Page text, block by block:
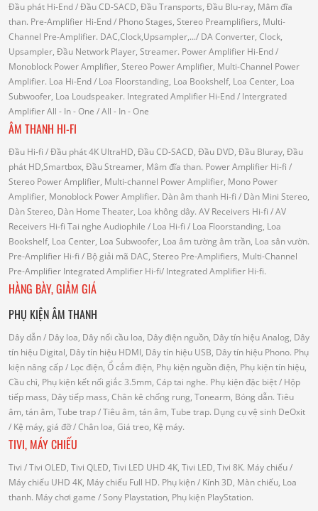
Đầu phát Hi-End/ Đầu CD-SACD, Đầu Transports, Đầu Blu-ray, Mâm đĩa
than. Pre-Amplifier Hi-End/ Phono Stages, Stereo Preamplifiers, Multi-
Channel Pre-Amplifier. DAC,Clock,Upsampler,.../ DA Converter, Clock,
Upsampler, Đầu Network Player, Streamer. Power Amplifier Hi-End/
Monoblock Power Amplifier, Stereo Power Amplifier, Multi-Channel Power
Amplifier. Loa Hi-End/ Loa Floorstanding, Loa Bookshelf, Loa Center, Loa
Subwoofer, Loa Loudspeaker. Integrated Amplifier Hi-End/ Intergrated
AmplifierAll - In - One / All - In - One
ÂM THANH HI-FI
Đầu Hi-fi / Đầu phát 4K UltraHD, Đầu CD-SACD, Đầu DVD, Đầu Bluray, Đầu
phát HD,Smartbox, Đầu Streamer, Mâm đĩa than. Power Amplifier Hi-fi /
Stereo Power Amplifier, Multi-channel Power Amplifier, Mono Power
Amplifier, Monoblock Power Amplifier. Dàn âm thanh Hi-fi / Dàn Mini Stereo,
Dàn Stereo, Dàn Home Theater, Loa không dây. AV Receivers Hi-fi / AV
Receivers Hi-fi Tai nghe Audiophile / Loa Hi-fi / Loa Floorstanding, Loa
Bookshelf, Loa Center, Loa Subwoofer, Loa âm tường âm trần, Loa sân vườn.
Pre-Amplifier Hi-fi / Bộ giải mã DAC, Stereo Pre-Amplifiers, Multi-Channel
Pre-Amplifier Integrated Amplifier Hi-fi/ Integrated Amplifier Hi-fi.
HÀNG BÀY, GIẢM GIÁ
PHỤ KIỆN ÂM THANH
Dây dẫn/ Dây loa, Dây nối cầu loa, Dây điện nguồn, Dây tín hiệu Analog, Dây
tín hiệu Digital, Dây tín hiệu HDMI, Dây tín hiệu USB, Dây tín hiệu Phono. Phụ
kiện nâng cấp/ Lọc điện, Ổ cắm điện, Phụ kiện nguồn điện, Phụ kiện tín hiệu,
Cầu chì, Phụ kiện kết nối giắc 3.5mm, Cáp tai nghe. Phụ kiện đặc biệt/ Hộp
tiếp mass, Dây tiếp mass, Chân kê chống rung, Tonearm, Bóng dẫn. Tiêu
âm, tán âm, Tube trap/ Tiêu âm, tán âm, Tube trap. Dụng cụ vệ sinh DeOxit
/ Kệ máy, giá đỡ/ Chân loa, Giá treo, Kệ máy.
TIVI, MÁY CHIẾU
Tivi / Tivi OLED, Tivi QLED, Tivi LED UHD 4K, Tivi LED, Tivi 8K. Máy chiếu/
Máy chiếu UHD 4K, Máy chiếu Full HD. Phụ kiện/ Kính 3D, Màn chiếu, Loa
thanh. Máy chơi game / Sony Playstation, Phụ kiện PlayStation.